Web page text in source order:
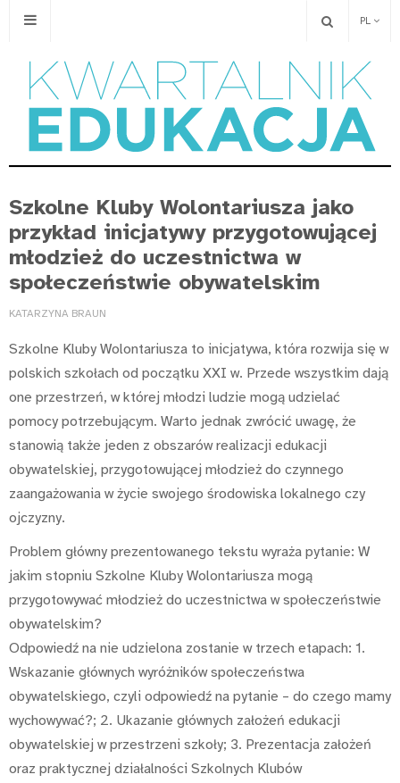
PL
Szkolne Kluby Wolontariusza jako
przykład inicjatywy przygotowującej
młodzież do uczestnictwa w
społeczeństwie obywatelskim
KATARZYNA BRAUN
Szkolne Kluby Wolontariusza to inicjatywa, która rozwija się w
polskich szkołach od początku XXI w. Przede wszystkim dają
one przestrzeń, w której młodzi ludzie mogą udzielać
pomocy potrzebującym. Warto jednak zwrócić uwagę, że
stanowią także jeden z obszarów realizacji edukacji
obywatelskiej, przygotowującej młodzież do czynnego
zaangażowania w życie swojego środowiska lokalnego czy
ojczyzny.
Problem główny prezentowanego tekstu wyraża pytanie: W
jakim stopniu Szkolne Kluby Wolontariusza mogą
przygotowywać młodzież do uczestnictwa w społeczeństwie
obywatelskim?
Odpowiedź na nie udzielona zostanie w trzech etapach: 1.
Wskazanie głównych wyróżników społeczeństwa
obywatelskiego, czyli odpowiedź na pytanie – do czego mamy
wychowywać?; 2. Ukazanie głównych założeń edukacji
obywatelskiej w przestrzeni szkoły; 3. Prezentacja założeń
oraz praktycznej działalności Szkolnych Klubów